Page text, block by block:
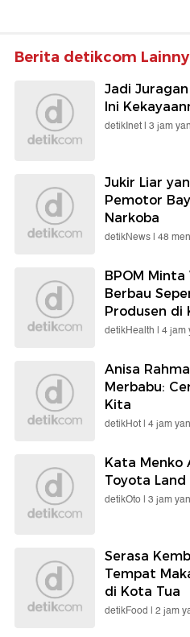
Berita detikcom
Jadi
Ini
detikInet | 3 jam
Jukir Liar
Pemotor
Narkoba
detikNews | 48
BPOM
Berbau
Produsen di
detikHealth | 4 jam
Anisa
Merbabu:
Kita
detikHot | 4 jam
Kata Menko
Toyota Land
detikOto | 3 jam
Serasa
Tempat
di Kota Tua
detikFood | 2 jam